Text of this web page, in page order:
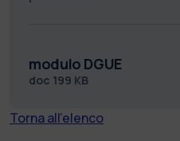
modulo DGUE
doc 199 KB
Torna all'elenco